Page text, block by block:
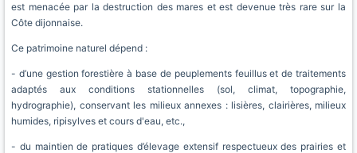
est menacée par la destruction des mares et est devenue très rare sur la
Côte dijonnaise.
Ce patrimoine naturel dépend :
- d’une gestion forestière à base de peuplements feuillus et de traitements
adaptés aux conditions stationnelles (sol, climat, topographie,
hydrographie), conservant les milieux annexes : lisières, clairières, milieux
humides, ripisylves et cours d'eau, etc.,
- du maintien de pratiques d’élevage extensif respectueux des prairies et